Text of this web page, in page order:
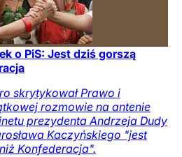
o PiS: Jest dziś gorszą
skrytykował Prawo i
rozmowie na antenie
prezydenta Andrzeja Dudy
Kaczyńskiego "jest
Konfederacja".